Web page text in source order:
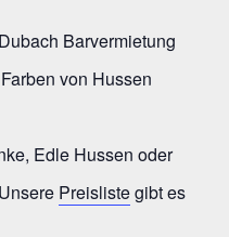
Barvermietung
von Hussen
Edle Hussen oder
Preislistegibt es